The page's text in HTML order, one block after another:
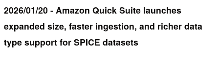
2026/01/20 - Amazon Quick Suite launches
expanded size, faster ingestion, and richer data
type support for SPICE datasets